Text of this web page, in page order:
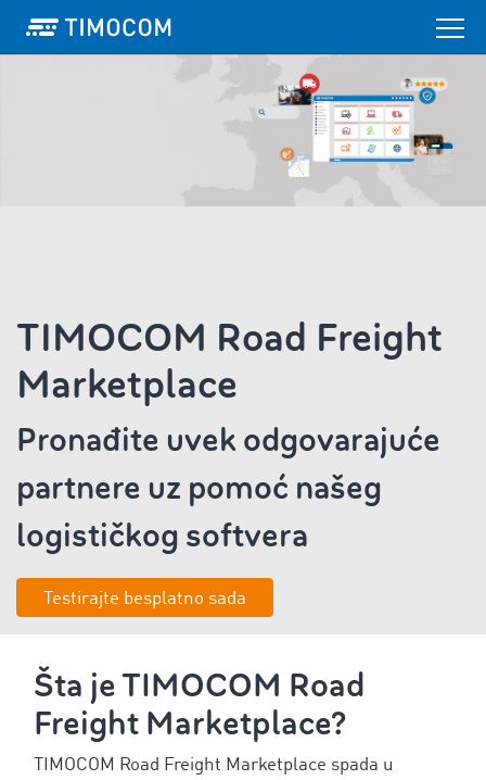
TIMOCOM Road Freight
Marketplace
Pronađite uvek odgovarajuće
partnere uz pomoć našeg
logističkog softvera
Testirajte besplatno sada
Šta je TIMOCOM Road
Freight Marketplace?
TIMOCOM Road Freight Marketplace spada u